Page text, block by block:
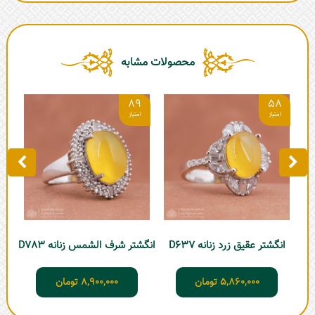
محصولات مشابه
58
انگشتر عقیق زرد زنانه D637
5,860,000 تومان
89
انگشتر شرف الشمس زنانه D783
8,900,000 تومان